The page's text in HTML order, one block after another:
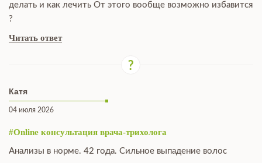
делать и как лечить От этого вообще возможно избавится
?
Читать ответ
Катя
04 июля 2026
#Online консультация врача-трихолога
Анализы в норме. 42 года. Сильное выпадение волос